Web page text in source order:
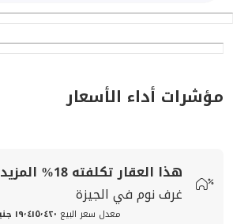
مؤشرات أداء الأسعار
هذا العقار تكلفته18% المزيد
غرف نوم في الجيزة
معدل سعر البيع ١٩٬٤١٥٬٤٢٠ جنيه